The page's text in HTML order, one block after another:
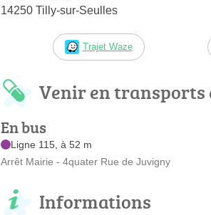
14250 Tilly-sur-Seulles
Trajet Waze
Venir en transports
En bus
Ligne 115, à 52 m
Arrêt Mairie - 4quater Rue de Juvigny
Informations